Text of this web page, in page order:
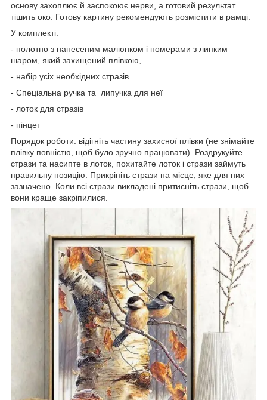
основу захоплює й заспокоює нерви, а готовий результат
тішить око. Готову картину рекомендують розмістити в рамці.
У комплекті:
- полотно з нанесеним малюнком і номерами з липким
шаром, який захищений плівкою,
- набір усіх необхідних стразів
- Спеціальна ручка та липучка для неї
- лоток для стразів
- пінцет
Порядок роботи: відігніть частину захисної плівки (не знімайте
плівку повністю, щоб було зручно працювати). Роздрукуйте
стрази та насипте в лоток, похитайте лоток і стрази займуть
правильну позицію. Прикріпіть стрази на місце, яке для них
зазначено. Коли всі стрази викладені притисніть стрази, щоб
вони краще закріпилися.